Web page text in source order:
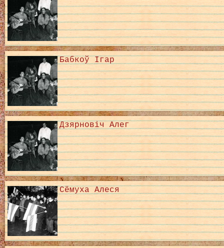
Бабкоў Ігар
Дзярновіч Алег
Сёмуха Алеся